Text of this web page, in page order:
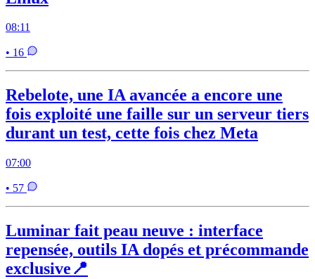
08:11
• 16
Rebelote, une IA avancée a encore une
fois exploité une faille sur un serveur tiers
durant un test, cette fois chez Meta
07:00
• 57
Luminar fait peau neuve : interface
repensée, outils IA dopés et précommande
exclusive📍